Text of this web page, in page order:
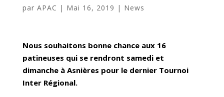
par APAC | Mai 16, 2019 | News
Nous souhaitons bonne chance aux 16
patineuses qui se rendront samedi et
dimanche à Asnières pour le dernier Tournoi
Inter Régional.